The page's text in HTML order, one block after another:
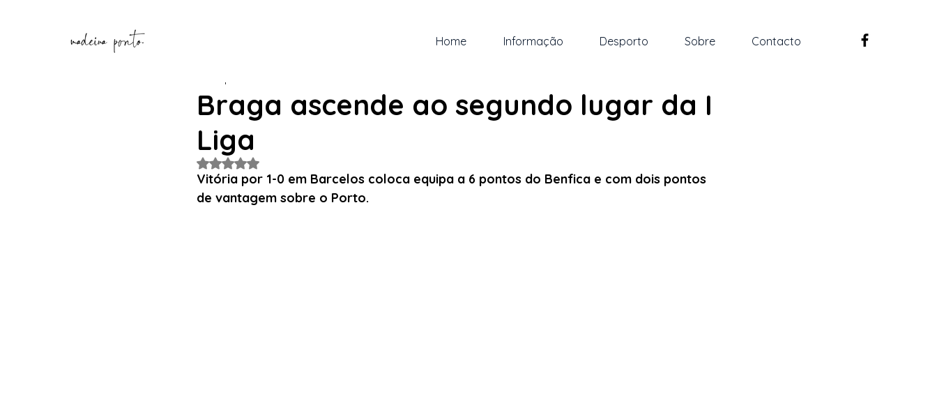
Home Informação Desporto Sobre Contacto
Braga ascende ao segundo lugar da I
Liga
Avaliado com NaN de 5 estrelas.
Vitória por 1-0 em Barcelos coloca equipa a 6 pontos do Benfica e com dois pontos
de vantagem sobre o Porto.